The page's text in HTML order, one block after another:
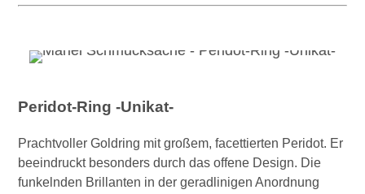
Peridot-Ring -Unikat-
Prachtvoller Goldring mit großem, facettierten Peridot. Er
beeindruckt besonders durch das offene Design. Die
funkelnden Brillanten in der geradlinigen Anordnung